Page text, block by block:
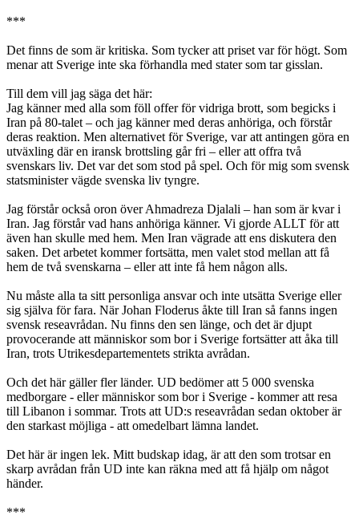
***
Det finns de som är kritiska. Som tycker att priset var för högt. Som
menar att Sverige inte ska förhandla med stater som tar gisslan.
Till dem vill jag säga det här:
Jag känner med alla som föll offer för vidriga brott, som begicks i
Iran på 80-talet – och jag känner med deras anhöriga, och förstår
deras reaktion. Men alternativet för Sverige, var att antingen göra en
utväxling där en iransk brottsling går fri – eller att offra två
svenskars liv. Det var det som stod på spel. Och för mig som svensk
statsminister vägde svenska liv tyngre.
Jag förstår också oron över Ahmadreza Djalali – han som är kvar i
Iran. Jag förstår vad hans anhöriga känner. Vi gjorde ALLT för att
även han skulle med hem. Men Iran vägrade att ens diskutera den
saken. Det arbetet kommer fortsätta, men valet stod mellan att få
hem de två svenskarna – eller att inte få hem någon alls.
Nu måste alla ta sitt personliga ansvar och inte utsätta Sverige eller
sig själva för fara. När Johan Floderus åkte till Iran så fanns ingen
svensk reseavrådan. Nu finns den sen länge, och det är djupt
provocerande att människor som bor i Sverige fortsätter att åka till
Iran, trots Utrikesdepartementets strikta avrådan.
Och det här gäller fler länder. UD bedömer att 5 000 svenska
medborgare - eller människor som bor i Sverige - kommer att resa
till Libanon i sommar. Trots att UD:s reseavrådan sedan oktober är
den starkast möjliga - att omedelbart lämna landet.
Det här är ingen lek. Mitt budskap idag, är att den som trotsar en
skarp avrådan från UD inte kan räkna med att få hjälp om något
händer.
***